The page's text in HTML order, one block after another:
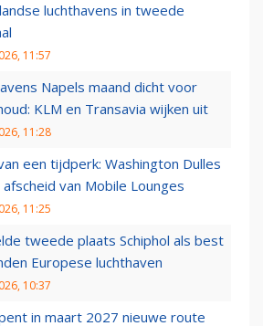
luchthavens in tweede
11:57
Napels maand dicht voor
KLM en Transavia wijken uit
11:28
een tijdperk: Washington Dulles
van Mobile Lounges
11:25
tweede plaats Schiphol als best
Europese luchthaven
10:37
in maart 2027 nieuwe route